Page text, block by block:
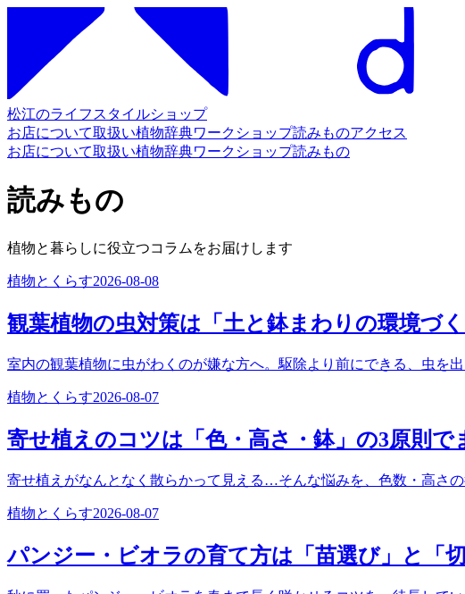
松江のライフスタイルショップ
お店について取扱い植物辞典ワークショップ読みものアクセス
お店について取扱い植物辞典ワークショップ読みもの
読みもの
植物と暮らしに役立つコラムをお届けします
植物とくらす2026-08-08
観葉植物の虫対策は「土と鉢まわりの環境づ
室内の観葉植物に虫がわくのが嫌な方へ。駆除より前にできる、虫を
植物とくらす2026-08-07
寄せ植えのコツは「色・高さ・鉢」の3原則で
寄せ植えがなんとなく散らかって見える…そんな悩みを、色数・高さ
植物とくらす2026-08-07
パンジー・ビオラの育て方は「苗選び」と「